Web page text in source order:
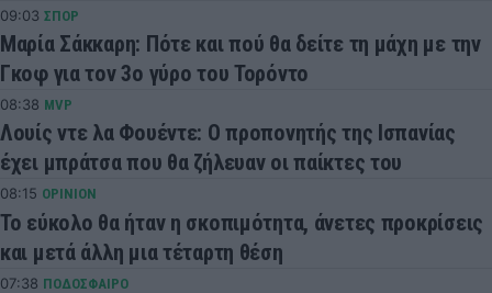
09:03 ΣΠΟΡ
Μαρία Σάκκαρη: Πότε και πού θα δείτε τη μάχη με την
Γκοφ για τον 3ο γύρο του Τορόντο
08:38 MVP
Λουίς ντε λα Φουέντε: Ο προπονητής της Ισπανίας
έχει μπράτσα που θα ζήλευαν οι παίκτες του
08:15 OPINION
Το εύκολο θα ήταν η σκοπιμότητα, άνετες προκρίσεις
και μετά άλλη μια τέταρτη θέση
07:38 ΠΟΔΟΣΦΑΙΡΟ